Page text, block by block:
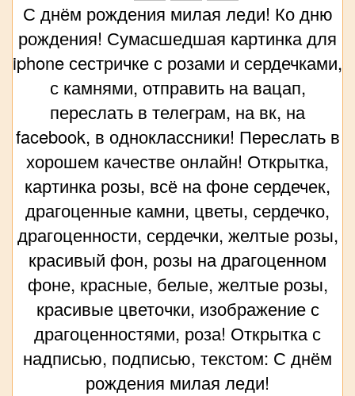
С днём рождения милая леди! Ко дню
рождения! Сумасшедшая картинка для
iphone сестричке с розами и сердечками,
с камнями, отправить на вацап,
переслать в телеграм, на вк, на
facebook, в одноклассники! Переслать в
хорошем качестве онлайн! Открытка,
картинка розы, всё на фоне сердечек,
драгоценные камни, цветы, сердечко,
драгоценности, сердечки, желтые розы,
красивый фон, розы на драгоценном
фоне, красные, белые, желтые розы,
красивые цветочки, изображение с
драгоценностями, роза! Открытка с
надписью, подписью, текстом: С днём
рождения милая леди!